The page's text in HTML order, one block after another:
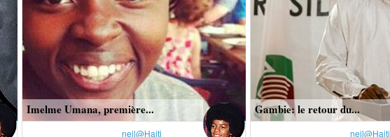
Imelme Umana, première...
neil@Haiti
Gambie: le retour du...
neil@Haiti